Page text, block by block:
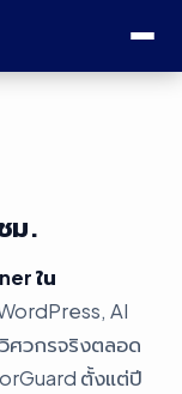
ม.
ใน
AI
ศวกรจริงตลอด
ตั้งแต่ปี